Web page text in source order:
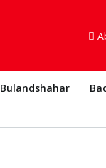
Bulandshahar